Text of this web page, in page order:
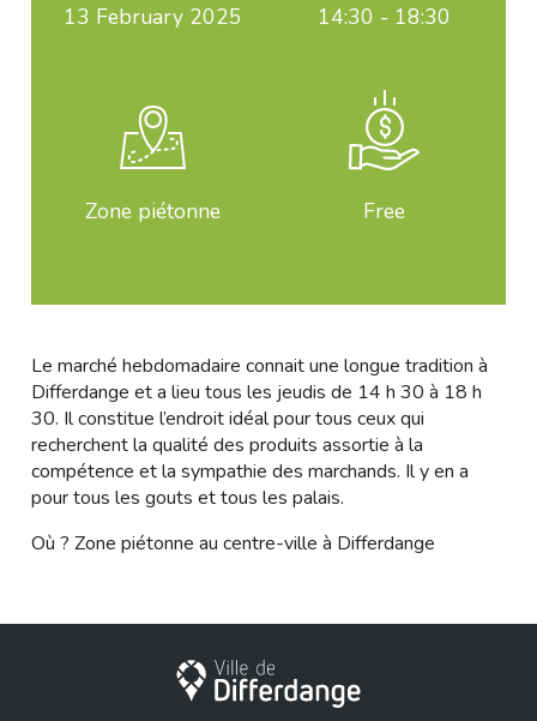
13 February 2025 14:30 - 18:30
Zone piétonne Free
Le marché hebdomadaire connait une longue tradition à
Differdange et a lieu tous les jeudis de 14 h 30 à 18 h
30. Il constitue l’endroit idéal pour tous ceux qui
recherchent la qualité des produits assortie à la
compétence et la sympathie des marchands. Il y en a
pour tous les gouts et tous les palais.
Où ? Zone piétonne au centre-ville à Differdange
City of Differdange